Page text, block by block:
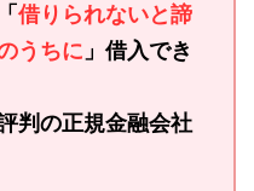
借りられないと諦
うちに 」借入でき
判の正規金融会社